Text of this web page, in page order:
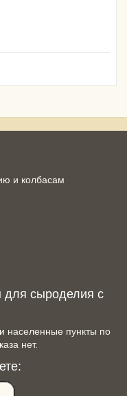
и колбасам
сыроделия с
населенные пункты по
нет.